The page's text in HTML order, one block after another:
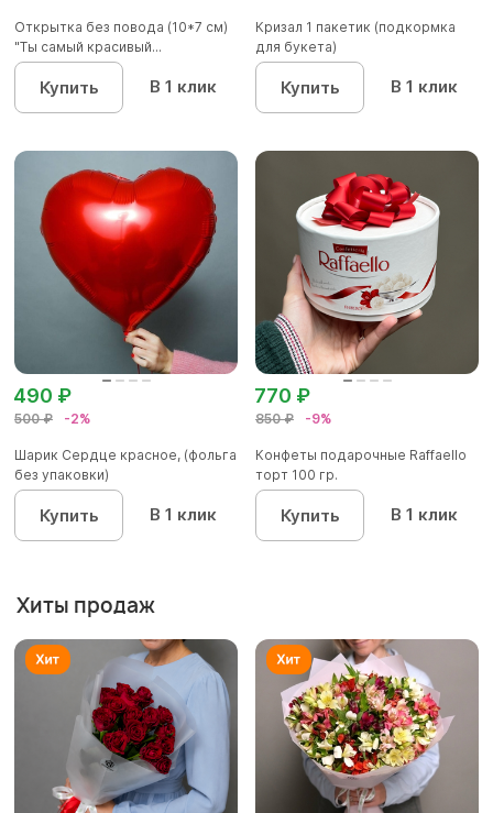
Открытка без повода (10*7 см)
"Ты самый красивый...
Купить В 1 клик
Кризал 1 пакетик (подкормка
для букета)
Купить В 1 клик
500 ₽ -2%
490 ₽
Шарик Сердце красное, (фольга
без упаковки)
Купить В 1 клик
850 ₽ -9%
770 ₽
Конфеты подарочные Raffaello
торт 100 гр.
Купить В 1 клик
Хиты продаж